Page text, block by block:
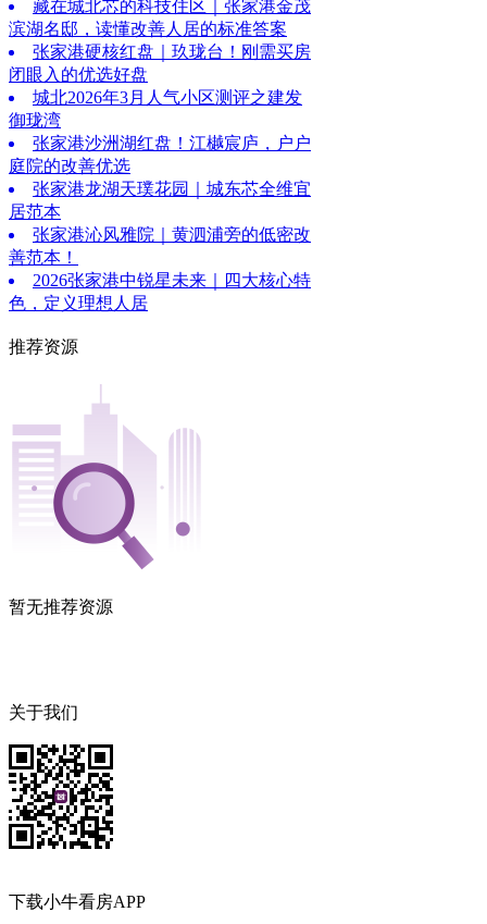
藏在城北芯的科技住区｜张家港金茂
滨湖名邸，读懂改善人居的标准答案
张家港硬核红盘｜玖珑台！刚需买房
闭眼入的优选好盘
城北2026年3月人气小区测评之建发
御珑湾
张家港沙洲湖红盘！江樾宸庐，户户
庭院的改善优选
张家港龙湖天璞花园｜城东芯全维宜
居范本
张家港沁风雅院｜黄泗浦旁的低密改
善范本！
2026张家港中锐星未来｜四大核心特
色，定义理想人居
推荐资源
暂无推荐资源
关于我们
下载小牛看房APP